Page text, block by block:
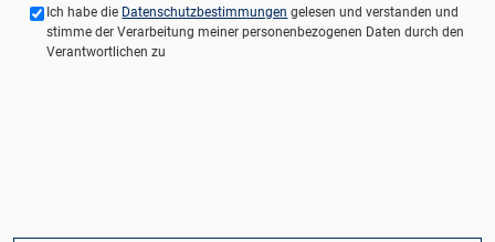
Ich habe die Datenschutzbestimmungen gelesen und verstanden und
stimme der Verarbeitung meiner personenbezogenen Daten durch den
Verantwortlichen zu